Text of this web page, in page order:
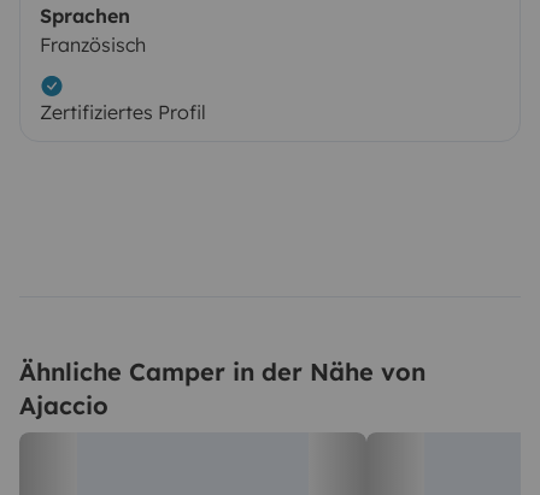
Sprachen
Französisch
Zertifiziertes Profil
Ähnliche Camper in der Nähe von
Ajaccio